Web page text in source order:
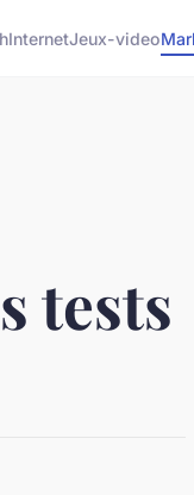
InternetJeux-video
tests